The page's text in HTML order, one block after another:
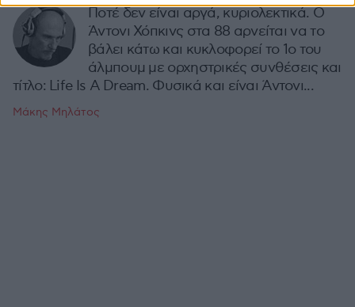
Ποτέ δεν είναι αργά, κυριολεκτικά. Ο
Άντονι Χόπκινς στα 88 αρνείται να το
βάλει κάτω και κυκλοφορεί το 1ο του
άλμπουμ με ορχηστρικές συνθέσεις και
τίτλο: Life Is A Dream. Φυσικά και είναι Άντονι...
Μάκης Μηλάτος